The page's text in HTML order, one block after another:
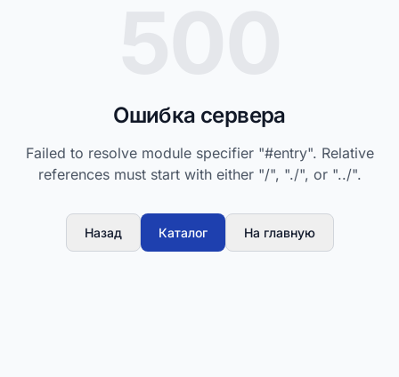
Ошибка сервера
Failed to resolve module specifier "#entry". Relative
references must start with either "/", "./", or "../".
Назад Каталог На главную